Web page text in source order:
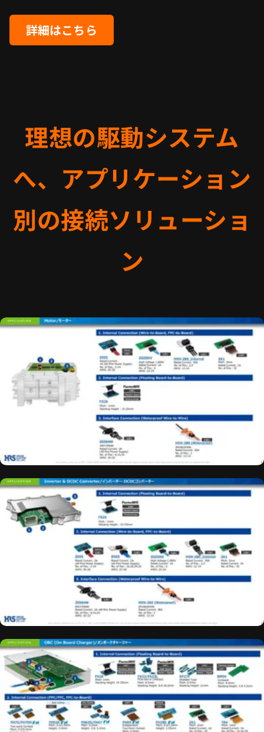
詳細はこちら
理想の駆動システム
へ、アプリケーション
別の接続ソリューショ
ン
モーターに適した
コネクタをチェック
インバーター
DCDCコンバーターに適した
コネクタをチェック
オンボード
チャージャーに適した
コネクタをチェック